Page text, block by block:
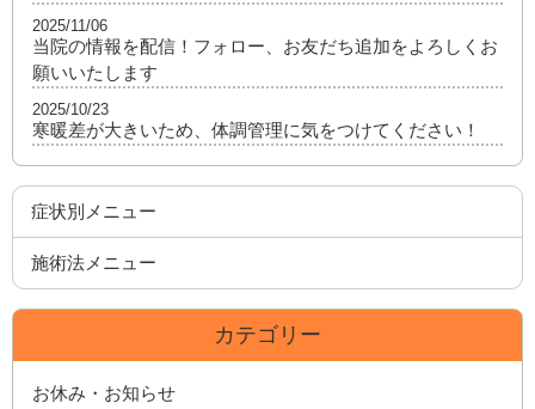
当院の情報を配信！フォロー、お友だち追加をよろしくお
願いいたします
2025/11/06
寒暖差が大きいため、体調管理に気をつけてください！
2025/10/23
症状別メニュー
施術法メニュー
カテゴリー
お休み・お知らせ